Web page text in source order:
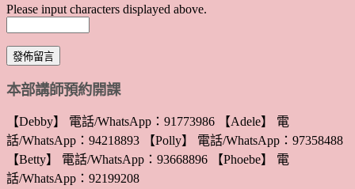
Please input characters displayed above.
本部講師預約開課
【Debby】 電話/WhatsApp：91773986 【Adele】 電
話/WhatsApp：94218893 【Polly】 電話/WhatsApp：97358488
【Betty】 電話/WhatsApp：93668896 【Phoebe】 電
話/WhatsApp：92199208